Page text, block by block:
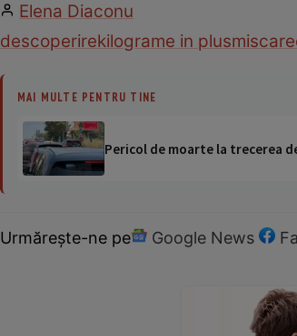
Elena Diaconu
descoperirekilograme in plusmiscare
MAI MULTE PENTRU TINE
Pericol de moarte la trecerea
Urmărește-ne pe Google News